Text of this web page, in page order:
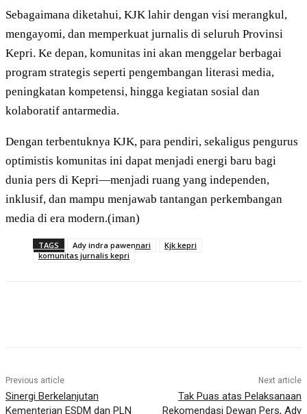
Sebagaimana diketahui, KJK lahir dengan visi merangkul,
mengayomi, dan memperkuat jurnalis di seluruh Provinsi
Kepri. Ke depan, komunitas ini akan menggelar berbagai
program strategis seperti pengembangan literasi media,
peningkatan kompetensi, hingga kegiatan sosial dan
kolaboratif antarmedia.
Dengan terbentuknya KJK, para pendiri, sekaligus pengurus
optimistis komunitas ini dapat menjadi energi baru bagi
dunia pers di Kepri—menjadi ruang yang independen,
inklusif, dan mampu menjawab tantangan perkembangan
media di era modern.(iman)
TAGS Ady indra pawennari
Kjk kepri
komunitas jurnalis kepri
Previous article
Sinergi Berkelanjutan
Kementerian ESDM dan PLN
Next article
Tak Puas atas Pelaksanaan
Rekomendasi Dewan Pers, Ady